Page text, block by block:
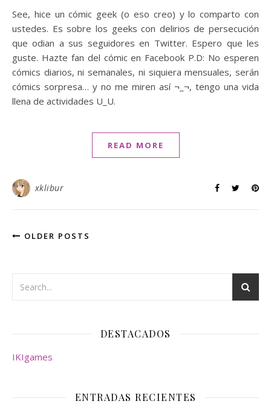
See, hice un cómic geek (o eso creo) y lo comparto con
ustedes. Es sobre los geeks con delirios de persecución
que odian a sus seguidores en Twitter. Espero que les
guste. Hazte fan del cómic en Facebook P.D: No esperen
cómics diarios, ni semanales, ni siquiera mensuales, serán
cómics sorpresa… y no me miren así ¬_¬, tengo una vida
llena de actividades U_U.
READ MORE
xklibur
OLDER POSTS
DESTACADOS
IKIgames
ENTRADAS RECIENTES